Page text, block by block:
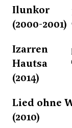
Ilunkor
(2000-2001)
Izarren
Hautsa
(2014)
Lied ohne
(2010)